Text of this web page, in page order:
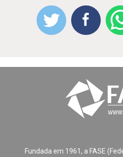
Fundada em 1961, a FASE